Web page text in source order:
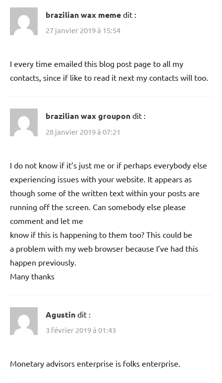
brazilian wax meme dit :
27 janvier 2019 à 15:54
I every time emailed this blog post page to all my
contacts, since if like to read it next my contacts will too.
brazilian wax groupon dit :
28 janvier 2019 à 07:21
I do not know if it’s just me or if perhaps everybody else
experiencing issues with your website. It appears as
though some of the written text within your posts are
running off the screen. Can somebody else please
comment and let me
know if this is happening to them too? This could be
a problem with my web browser because I’ve had this
happen previously.
Many thanks
Agustin dit :
3 février 2019 à 01:43
Monetary advisors enterprise is folks enterprise.